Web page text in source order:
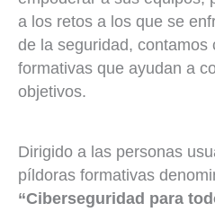
a los retos a los que se
de la seguridad, contamos
formativas que ayudan a
objetivos.
Dirigido a las personas
píldoras formativas
“Ciberseguridad para